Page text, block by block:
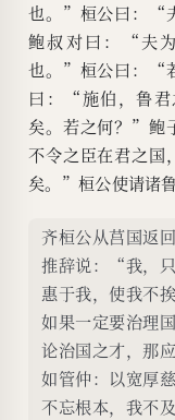
也。”桓公曰：“
鲍叔对曰：“夫
也。”桓公曰：“
曰：“施伯，鲁君
矣。若之何？”鲍
不令之臣在君之
矣。”桓公使请诸
齐桓公从莒国返
推辞说：“我，
惠于我，使我不
如果一定要治理
论治国之才，那
如管仲：以宽厚
不忘根本，我不